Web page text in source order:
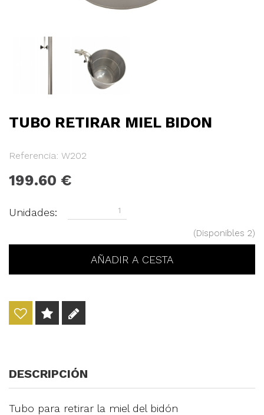
TUBO RETIRAR MIEL BIDON
Referencia: W202
199.60
Unidades:
(Disponibles 2)
DESCRIPCIÓN
Tubo para retirar la miel del bidón